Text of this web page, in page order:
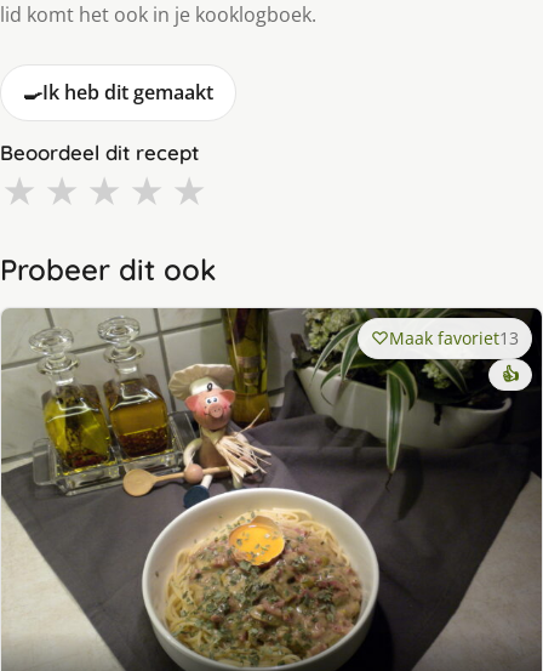
lid komt het ook in je kooklogboek.
🍳Ik heb dit gemaakt
Beoordeel dit recept
★ ★ ★ ★ ★
Probeer dit ook
Maak favoriet13
👍